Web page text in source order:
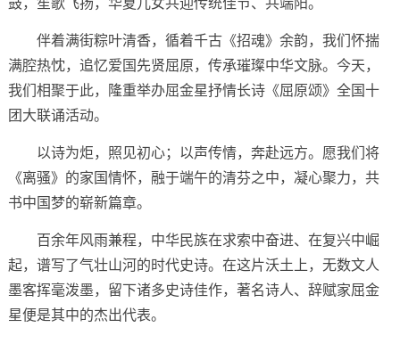
鼓，笙歌飞扬，华夏儿女共迎传统佳节、共端阳。
伴着满街粽叶清香，循着千古《招魂》余韵，我们怀揣
满腔热忱，追忆爱国先贤屈原，传承璀璨中华文脉。今天，
我们相聚于此，隆重举办屈金星抒情长诗《屈原颂》全国十
团大联诵活动。
以诗为炬，照见初心；以声传情，奔赴远方。愿我们将
《离骚》的家国情怀，融于端午的清芬之中，凝心聚力，共
书中国梦的崭新篇章。
百余年风雨兼程，中华民族在求索中奋进、在复兴中崛
起，谱写了气壮山河的时代史诗。在这片沃土上，无数文人
墨客挥毫泼墨，留下诸多史诗佳作，著名诗人、辞赋家屈金
星便是其中的杰出代表。